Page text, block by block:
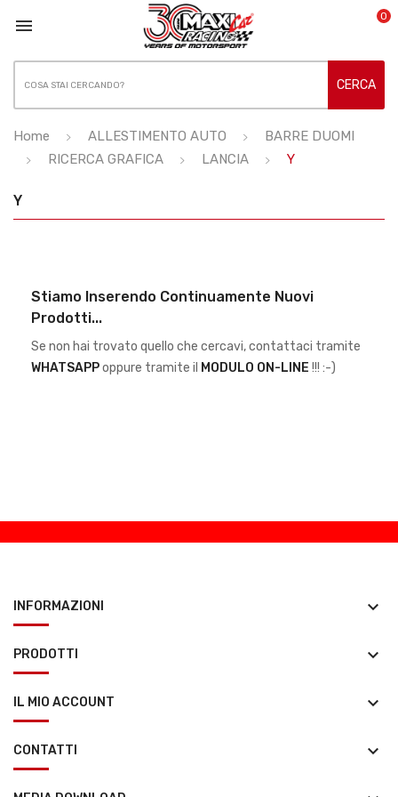
 0
CERCA
Home ALLESTIMENTO AUTO
BARRE DUOMI
RICERCA GRAFICA
LANCIA Y
Y
Stiamo Inserendo Continuamente Nuovi
Prodotti...
Se non hai trovato quello che cercavi, contattaci tramite
WHATSAPPoppure tramite il MODULO ON-LINE !!! :-)
INFORMAZIONI keyboard_arrow_down
PRODOTTI keyboard_arrow_down
IL MIO ACCOUNT keyboard_arrow_down
CONTATTI keyboard_arrow_down